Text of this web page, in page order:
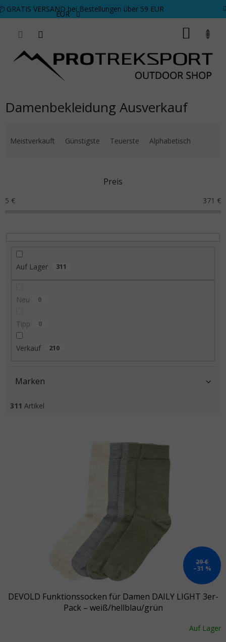
Zum Inhalt springen
GRATIS VERSAND bei Bestellungen über 59 EUR
EUR
Damenbekleidung Ausverkauf
Meistverkauft Günstigste Teuerste Alphabetisch
Preis
5 € 371 €
Auf Lager 311
Neu 0
Tipp 0
Verkauf 210
Marken
311 Artikel
29 €
–31 %
DEVOLD Funktionssocken für Damen DAILY LIGHT 3er-
Pack – weiß/hellblau/grün
Auf Lager